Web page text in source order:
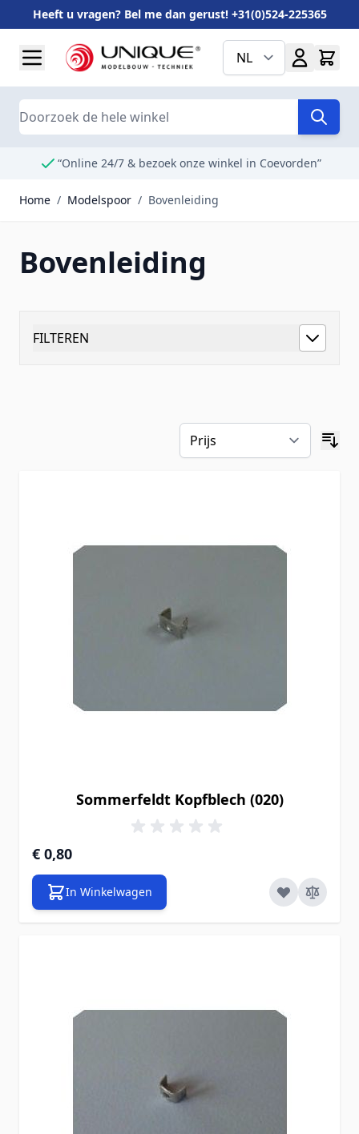
Heeft u vragen? Bel me dan gerust! +31(0)524-225365
NL
Search
“Online 24/7 & bezoek onze winkel in Coevorden”
Home / Modelspoor / Bovenleiding
Bovenleiding
FILTEREN
Sommerfeldt Kopfblech (020)
€ 0,80
In Winkelwagen